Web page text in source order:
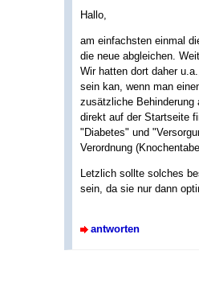
Hallo,
am einfachsten einmal
die neue abgleichen.
Wir hatten dort daher
sein kan, wenn man
zusätzliche Behinderung
direkt auf der Startseite
"Diabetes" und
Verordnung
Letzlich sollte solches
sein, da sie nur dann
antworten